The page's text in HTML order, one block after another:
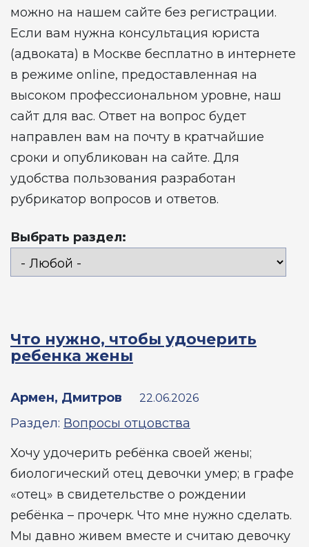
можно на нашем сайте без регистрации.
Если вам нужна консультация юриста
(адвоката) в Москве бесплатно в интернете
в режиме online, предоставленная на
высоком профессиональном уровне, наш
сайт для вас. Ответ на вопрос будет
направлен вам на почту в кратчайшие
сроки и опубликован на сайте. Для
удобства пользования разработан
рубрикатор вопросов и ответов.
Выбрать раздел:
Что нужно, чтобы удочерить
ребенка жены
Армен, Дмитров 22.06.2026
Раздел: Вопросы отцовства
Хочу удочерить ребёнка своей жены;
биологический отец девочки умер; в графе
«отец» в свидетельстве о рождении
ребёнка – прочерк. Что мне нужно сделать.
Мы давно живем вместе и считаю девочку